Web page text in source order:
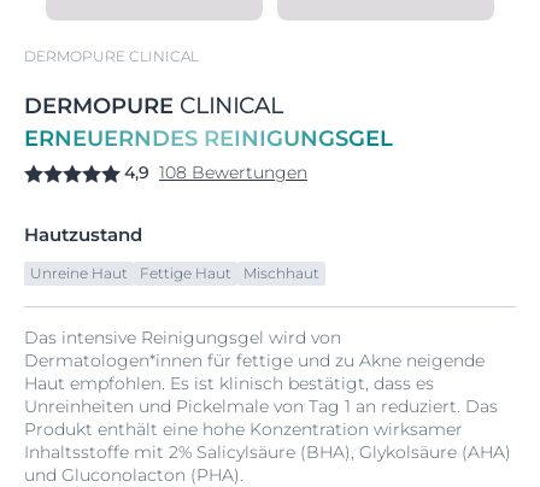
DERMOPURE CLINICAL
DERMOPURE CLINICAL
ERNEUERNDES REINIGUNGSGEL
4,9 108 Bewertungen
Hautzustand
Unreine Haut Fettige Haut Mischhaut
Das intensive Reinigungsgel wird von
Dermatologen*innen für fettige und zu Akne neigende
Haut empfohlen. Es ist klinisch bestätigt, dass es
Unreinheiten und Pickelmale von Tag 1 an reduziert. Das
Produkt enthält eine hohe Konzentration wirksamer
Inhaltsstoffe mit 2% Salicylsäure (BHA), Glykolsäure (AHA)
und Gluconolacton (PHA).